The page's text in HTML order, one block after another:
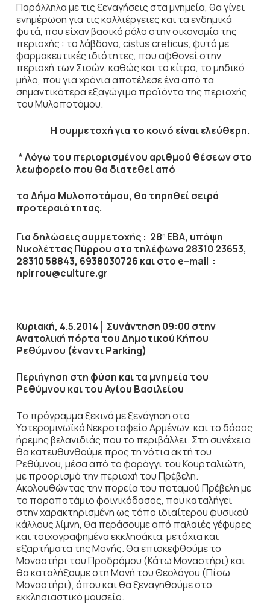
Παράλληλα με τις ξεναγήσεις στα μνημεία, θα γίνει
ενημέρωση για τις καλλιέργειες και τα ενδημικά
φυτά, που είχαν βασικό ρόλο στην οικονομία της
περιοχής : το λάβδανο, cistus creticus, φυτό με
φαρμακευτικές ιδιότητες, που αφθονεί στην
περιοχή των Σισών, καθώς και το κίτρο, το μηδικό
μήλο, που για χρόνια αποτέλεσε ένα από τα
σημαντικότερα εξαγώγιμα προϊόντα της περιοχής
του Μυλοποτάμου.
Η συμμετοχή για το κοινό είναι ελεύθερη.
* Λόγω του περιορισμένου αριθμού θέσεων στο
λεωφορείο που θα διατεθεί από
το Δήμο Μυλοποτάμου, θα τηρηθεί σειρά
προτεραιότητας.
Για δηλώσεις συμμετοχής : 28ηΕΒΑ, υπόψη
Νικολέττας Πύρρου στα τηλέφωνα 28310 23653,
28310 58843, 6938030726 και στο e–mail :
npirrou@culture.gr
Κυριακή, 4.5.2014
Συνάντηση 09:00 στην
Ανατολική πόρτα του Δημοτικού Κήπου
Ρεθύμνου (έναντιParking)
Περιήγηση στη φύση και τα μνημεία του
Ρεθύμνου και του Αγίου Βασιλείου
Το πρόγραμμα ξεκινά με ξενάγηση στο
Υστερομινωϊκό Νεκροταφείο Αρμένων, και το δάσος
ήρεμης βελανιδιάς που το περιβάλλει. Στη συνέχεια
θα κατευθυνθούμε προς τη νότια ακτή του
Ρεθύμνου, μέσα από το φαράγγι του Κουρταλιώτη,
με προορισμό την περιοχή του Πρέβελη.
Ακολουθώντας την πορεία του ποταμού Πρέβελη με
το παραποτάμιο φοινικόδασος, που καταλήγει
στην χαρακτηρισμένη ως τόπο ιδιαίτερου φυσικού
κάλλους λίμνη, θα περάσουμε από παλαιές γέφυρες
και τοιχογραφημένα εκκλησάκια, μετόχια και
εξαρτήματα της Μονής. Θα επισκεφθούμε το
Μοναστήρι του Προδρόμου (Κάτω Μοναστήρι) και
θα καταλήξουμε στη Μονή του Θεολόγου (Πίσω
Μοναστήρι), όπου και θα ξεναγηθούμε στο
εκκλησιαστικό μουσείο.